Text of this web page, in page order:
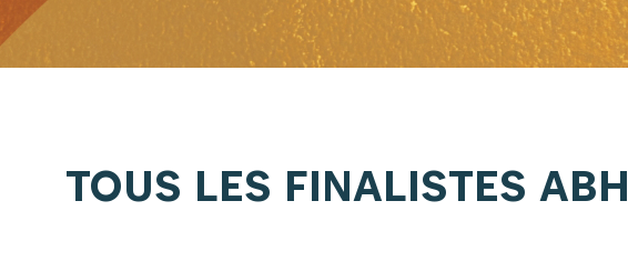
NEWSLETTER
TOUS LES FINALISTES ABH